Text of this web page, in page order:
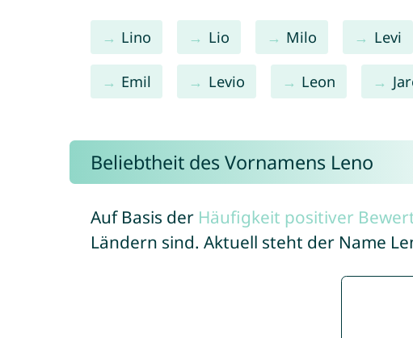
Lino Lio Milo Levi
Emil Levio Leon
Beliebtheit des Vornamens Leno
Auf Basis der Häufigkeit positiver
Ländern sind. Aktuell steht der Name